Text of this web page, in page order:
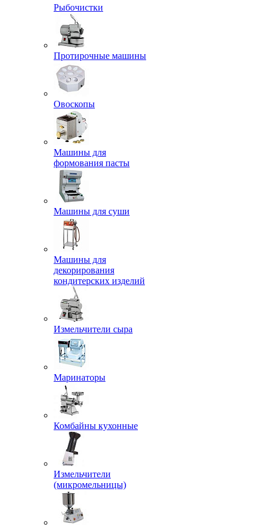
Рыбочистки
Протирочные машины
Овоскопы
Машины для
формования пасты
Машины для суши
Машины для
декорирования
кондитерских изделий
Измельчители сыра
Маринаторы
Комбайны кухонные
Измельчители
(микромельницы)